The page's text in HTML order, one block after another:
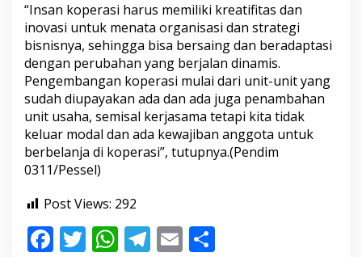
“Insan koperasi harus memiliki kreatifitas dan
inovasi untuk menata organisasi dan strategi
bisnisnya, sehingga bisa bersaing dan beradaptasi
dengan perubahan yang berjalan dinamis.
Pengembangan koperasi mulai dari unit-unit yang
sudah diupayakan ada dan ada juga penambahan
unit usaha, semisal kerjasama tetapi kita tidak
keluar modal dan ada kewajiban anggota untuk
berbelanja di koperasi”, tutupnya.(Pendim
0311/Pessel)
Post Views: 292
F T W T E